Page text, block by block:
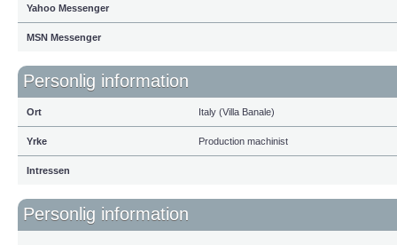
Yahoo Messenger
MSN Messenger
Personlig information
Ort Italy (Villa Banale)
Yrke Production machinist
Intressen
Personlig information